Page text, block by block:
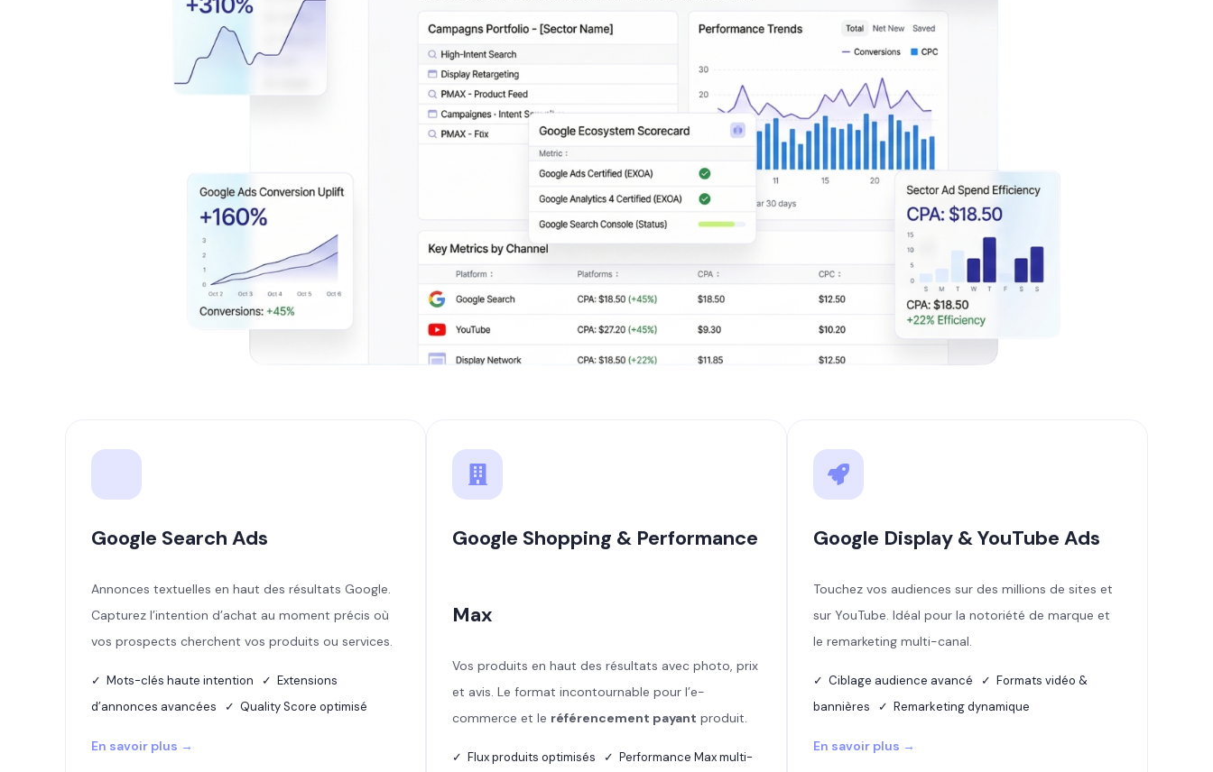
Google Search Ads
Annonces textuelles en haut des résultats Google.
Capturez l’intention d’achat au moment précis où
vos prospects cherchent vos produits ou services.
✓ Mots-clés haute intention ✓ Extensions
d’annonces avancées ✓ Quality Score optimisé
En savoir plus →
Google Shopping & Performance
Max
Vos produits en haut des résultats avec photo, prix
et avis. Le format incontournable pour l’e-
commerce et le référencement payant produit.
✓ Flux produits optimisés ✓ Performance Max multi-
Google Display & YouTube Ads
Touchez vos audiences sur des millions de sites et
sur YouTube. Idéal pour la notoriété de marque et
le remarketing multi-canal.
✓ Ciblage audience avancé ✓ Formats vidéo &
bannières ✓ Remarketing dynamique
En savoir plus →